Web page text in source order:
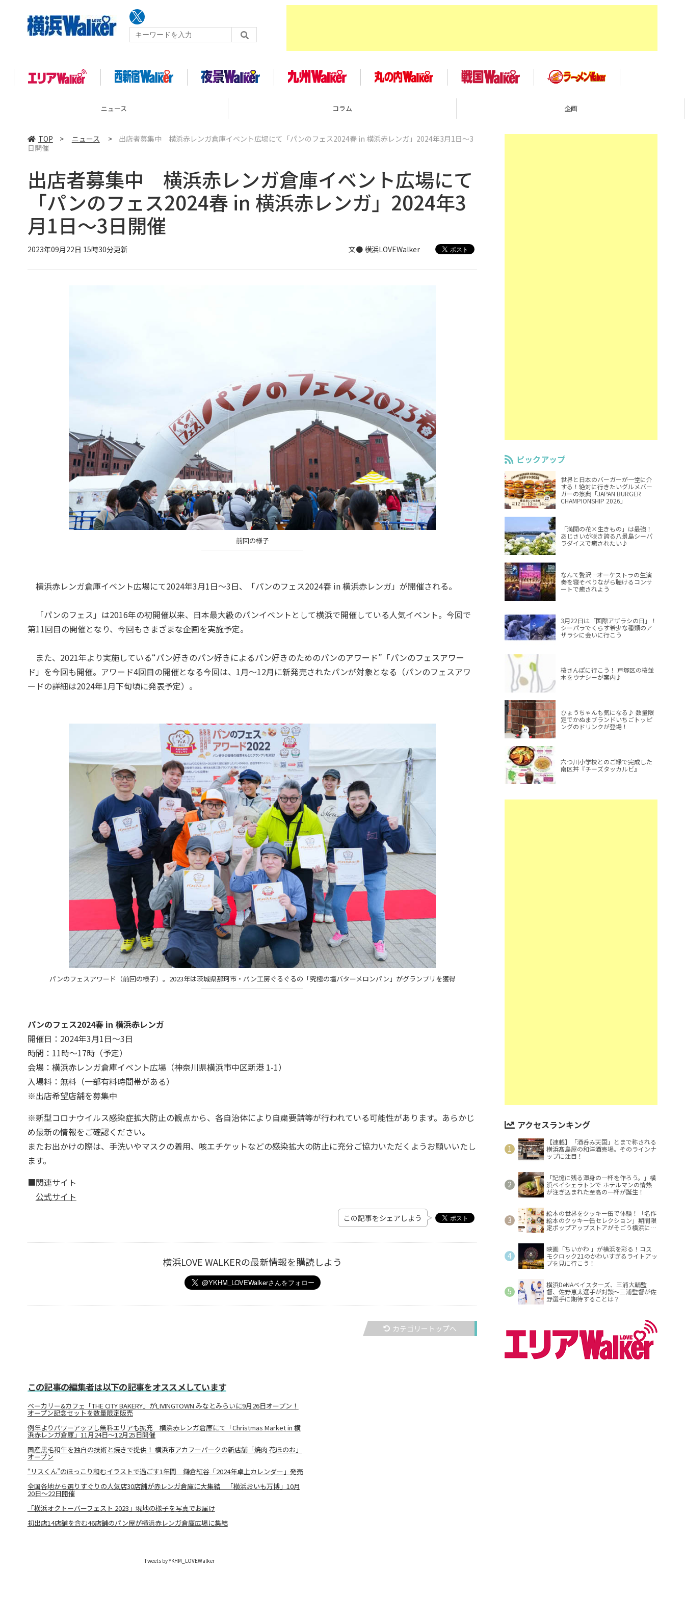
ニュース コラム 企画
TOP > ニュース >
出店者募集中 横浜赤レンガ倉庫イベント広場にて「パンのフェス2024春 in 横浜赤レンガ」2024年3月1日～3
日開催
出店者募集中 横浜赤レンガ倉庫イベント広場にて
「パンのフェス2024春 in 横浜赤レンガ」2024年3
月1日～3日開催
2023年09月22日 15時30分更新 文● 横浜LOVEWalker
前回の様子
横浜赤レンガ倉庫イベント広場にて2024年3月1日～3日、「パンのフェス2024春 in 横浜赤レンガ」が開催される。
「パンのフェス」は2016年の初開催以来、日本最大級のパンイベントとして横浜で開催している人気イベント。今回で
第11回目の開催となり、今回もさまざまな企画を実施予定。
また、2021年より実施している“パン好きのパン好きによるパン好きのためのパンのアワード”「パンのフェスアワー
ド」を今回も開催。アワード4回目の開催となる今回は、1月～12月に新発売されたパンが対象となる（パンのフェスアワ
ードの詳細は2024年1月下旬頃に発表予定）。
パンのフェスアワード（前回の様子）。2023年は茨城県那珂市・パン工房ぐるぐるの「究極の塩バターメロンパン」がグランプリを獲得
パンのフェス2024春 in 横浜赤レンガ
開催日：2024年3月1日～3日
時間：11時～17時（予定）
会場：横浜赤レンガ倉庫イベント広場（神奈川県横浜市中区新港 1-1）
入場料：無料（一部有料時間帯がある）
※出店希望店舗を募集中
※新型コロナウイルス感染症拡大防止の観点から、各自治体により自粛要請等が行われている可能性があります。あらかじ
め最新の情報をご確認ください。
またお出かけの際は、手洗いやマスクの着用、咳エチケットなどの感染拡大の防止に充分ご協力いただくようお願いいたし
ます。
■関連サイト
公式サイト
この記事をシェアしよう
横浜LOVE WALKERの最新情報を購読しよう
カテゴリートップへ
この記事の編集者は以下の記事をオススメしています
ベーカリー&カフェ「THE CITY BAKERY」がLIVINGTOWN みなとみらいに9月26日オープン！
オープン記念セットを数量限定販売
例年よりパワーアップし無料エリアも拡充 横浜赤レンガ倉庫にて「Christmas Market in 横
浜赤レンガ倉庫」11月24日～12月25日開催
国産黒毛和牛を独自の技術と焼きで提供！ 横浜市アカフーパークの新店舗「焼肉 花ほのお」
オープン
“リスくん”のほっこり和むイラストで過ごす1年間 鎌倉紅谷「2024年卓上カレンダー」発売
全国各地から選りすぐりの人気店30店舗が赤レンガ倉庫に大集結 「横浜おいも万博」10月
20日～22日開催
「横浜オクトーバーフェスト 2023」現地の様子を写真でお届け
初出店14店舗を含む46店舗のパン屋が横浜赤レンガ倉庫広場に集結
Tweets by YKHM_LOVEWalker
ピックアップ
世界と日本のバーガーが一堂に介
する！絶対に行きたいグルメバー
ガーの祭典「JAPAN BURGER
CHAMPIONSHIP 2026」
「満開の花×生きもの」は最強！
あじさいが咲き誇る八景島シーパ
ラダイスで癒されたい♪
なんて贅沢…オーケストラの生演
奏を寝そべりながら聴けるコンサ
ートで癒されよう
3月22日は「国際アザラシの日」！
シーパラでくらす希少な種類のア
ザラシに会いに行こう
桜さんぽに行こう！ 戸塚区の桜並
木をウナシーが案内♪
ひょうちゃんも気になる♪ 数量限
定でかぬまブランドいちごトッピ
ングのドリンクが登場！
六つ川小学校とのご縁で完成した
南区丼『チーズタッカルビ』
アクセスランキング
【連載】「酒呑み天国」とまで称される
横浜髙島屋の和洋酒売場。そのラインナ
ップに注目！
「記憶に残る渾身の一杯を作ろう。」横
浜ベイシェラトンで ホテルマンの情熱
が注ぎ込まれた至高の一杯が誕生！
絵本の世界をクッキー缶で体験！「名作
絵本のクッキー缶セレクション」期間限
定ポップアップストアがそごう横浜に登
映画「ちいかわ 」が横浜を彩る！コス
モクロック21のかわいすぎるライトアッ
プを見に行こう！
横浜DeNAベイスターズ、三浦大輔監
督、佐野恵太選手が対談～三浦監督が佐
野選手に期待することは？